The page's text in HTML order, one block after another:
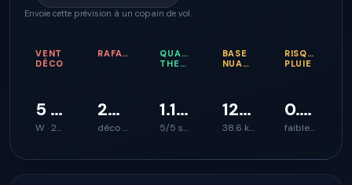
Envoie cette prévision à un copain de vol.
VENT
DÉCO
5 km/h
W · 287°
RAFALES
22 km/h
déco plus rugueux
QUALITÉ
THERMIQUE
1.1 m/s
5/5 soutien d’ascendance
BASE
NUAGEUSE
1250 m
38.6 km
RISQUE
PLUIE
0.1 mm/h
faibles averses possibles